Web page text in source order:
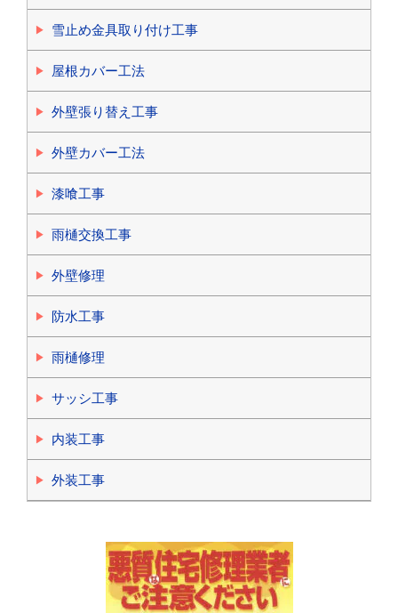
雪止め金具取り付け工事
屋根カバー工法
外壁張り替え工事
外壁カバー工法
漆喰工事
雨樋交換工事
外壁修理
防水工事
雨樋修理
サッシ工事
内装工事
外装工事